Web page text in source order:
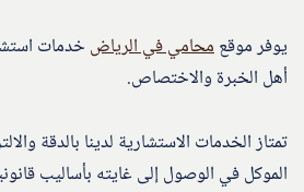
يوفر موقعمحامي في الرياض خدمات
أهل الخبرة والاختصاص.
تمتاز الخدمات الاستشارية لدينا بالدقة
الموكل في الوصول إلى غايته بأساليب